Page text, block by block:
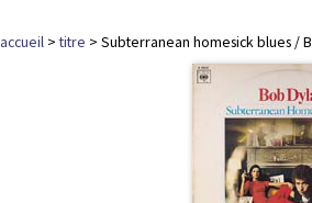
accueil >titre > Subterranean homesick blues /